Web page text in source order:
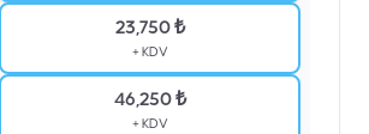
23,750 ₺
+ KDV
46,250 ₺
+ KDV